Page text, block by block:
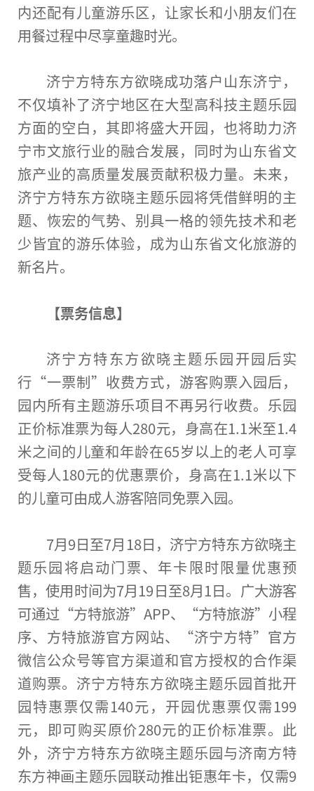
内还配有儿童游乐区，让家长和小朋友们在
用餐过程中尽享童趣时光。
济宁方特东方欲晓成功落户山东济宁，
不仅填补了济宁地区在大型高科技主题乐园
方面的空白，其即将盛大开园，也将助力济
宁市文旅行业的融合发展，同时为山东省文
旅产业的高质量发展贡献积极力量。未来，
济宁方特东方欲晓主题乐园将凭借鲜明的主
题、恢宏的气势、别具一格的领先技术和老
少皆宜的游乐体验，成为山东省文化旅游的
新名片。
【票务信息】
济宁方特东方欲晓主题乐园开园后实
行“一票制”收费方式，游客购票入园后，
园内所有主题游乐项目不再另行收费。乐园
正价标准票为每人280元，身高在1.1米至1.4
米之间的儿童和年龄在65岁以上的老人可享
受每人180元的优惠票价，身高在1.1米以下
的儿童可由成人游客陪同免票入园。
7月9日至7月18日，济宁方特东方欲晓主
题乐园将启动门票、年卡限时限量优惠预
售，使用时间为7月19日至8月1日。广大游客
可通过“方特旅游”APP、“方特旅游”小程
序、方特旅游官方网站、“济宁方特”官方
微信公众号等官方渠道和官方授权的合作渠
道购票。济宁方特东方欲晓主题乐园首批开
园特惠票仅需140元，开园优惠票仅需199
元，即可购买原价280元的正价标准票。此
外，济宁方特东方欲晓主题乐园与济南方特
东方神画主题乐园联动推出钜惠年卡，仅需9